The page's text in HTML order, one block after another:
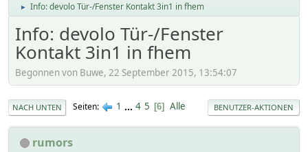
► Info: devolo Tür-/Fenster Kontakt 3in1 in fhem
Info: devolo Tür-/Fenster
Kontakt 3in1 in fhem
Begonnen von Buwe, 22 September 2015, 13:54:07
NACH UNTEN Seiten 1 ... 4 5 6 Alle BENUTZER-AKTIONEN
rumors